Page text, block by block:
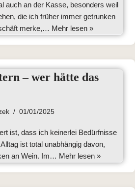
auch an der Kasse, besonders weil
die ich früher immer getrunken
merke,… Mehr lesen »
– wer hätte das
01/01/2025
ist, dass ich keinerlei Bedürfnisse
ist total unabhängig davon,
an Wein. Im… Mehr lesen »